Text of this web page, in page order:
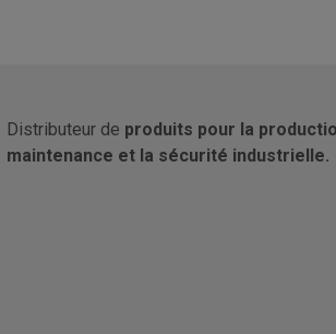
Distributeur de produits pour la
maintenance et la sécurité industrielle.